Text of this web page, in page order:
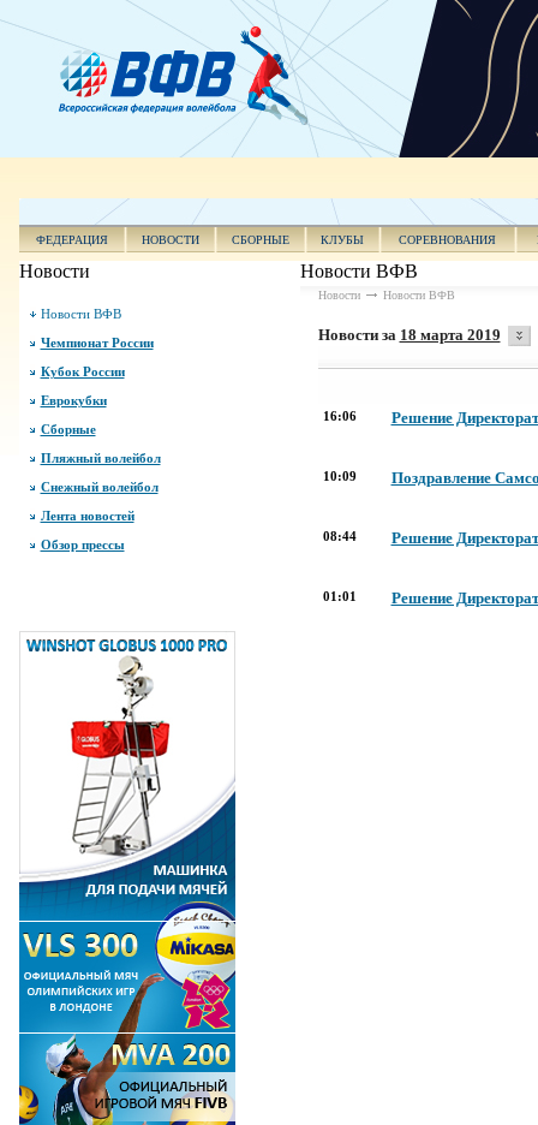
ФЕДЕРАЦИЯ НОВОСТИ СБОРНЫЕ КЛУБЫ СОРЕВНОВАНИЯ
Новости
Новости ВФВ
Чемпионат России
Кубок России
Еврокубки
Сборные
Пляжный волейбол
Снежный волейбол
Лента новостей
Обзор прессы
Новости ВФВ
Новости Новости ВФВ
Новости за 18 марта 2019
16:06 Решение
10:09 Поздравление
08:44 Решение
01:01 Решение